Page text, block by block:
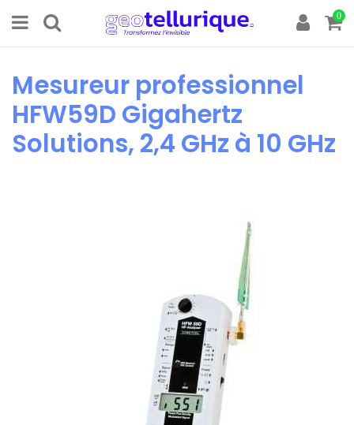
0
Mesureur professionnel
HFW59D Gigahertz
Solutions, 2,4 GHz à 10 GHz